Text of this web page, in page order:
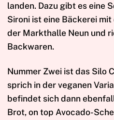
landen. Dazu gibt es eine
Sironi ist eine Bäckerei
der Markthalle Neun und
Backwaren.
Nummer Zwei ist das Silo
sprich in der veganen
befindet sich dann
Brot, on top Avocado-